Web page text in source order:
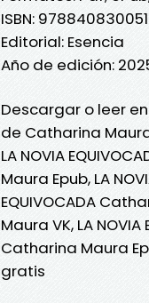
ISBN:
Editorial: Esencia
Año de edición:
Descargar o leer en
de Catharina
LA NOVIA
Maura Epub, LA
EQUIVOCADA
Maura VK, LA
Catharina Maura
gratis